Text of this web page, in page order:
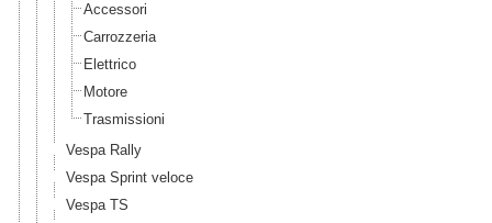
Accessori
Carrozzeria
Elettrico
Motore
Trasmissioni
Vespa Rally
Vespa Sprint veloce
Vespa TS